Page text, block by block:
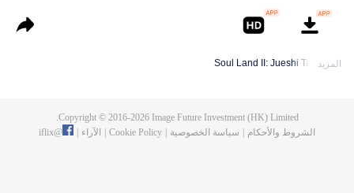
Soul Land II: Jueshi Tangmen
المزيد
Copyright © 2016-2026Image Future Investment (HK) Limited.
الشروط والأحكام
سياسة الخصوصية Cookie Policy الآراء @
iflix